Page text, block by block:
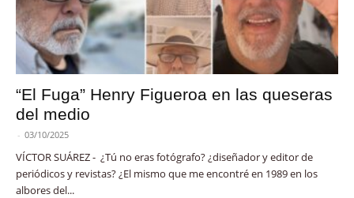
“El Fuga” Henry Figueroa en las queseras
del medio
- 03/10/2025
VÍCTOR SUÁREZ - ¿Tú no eras fotógrafo? ¿diseñador y editor de
periódicos y revistas? ¿El mismo que me encontré en 1989 en los
albores del...